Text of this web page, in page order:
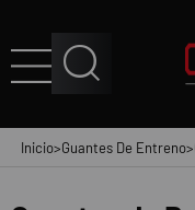
Inicio>Guantes De Entreno>